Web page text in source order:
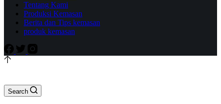
Tentang Kami
Produksi Kemasan
Berita dan Tips kemasan
produk kemasan
Search